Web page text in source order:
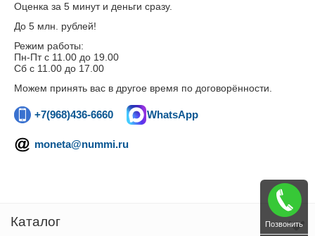
Оценка за 5 минут и деньги сразу.
До 5 млн. рублей!
Режим работы:
Пн-Пт c 11.00 до 19.00
Сб с 11.00 до 17.00
Можем принять вас в другое время по договорённости.
+7(968)436-6660 WhatsApp
moneta@nummi.ru
Каталог Позвонить